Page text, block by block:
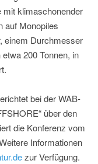
mit klimaschonender
auf Monopiles
einem Durchmesser
200 Tonnen, in
bei der WAB-
über den
die Konferenz vom
Informationen
zur Verfügung.